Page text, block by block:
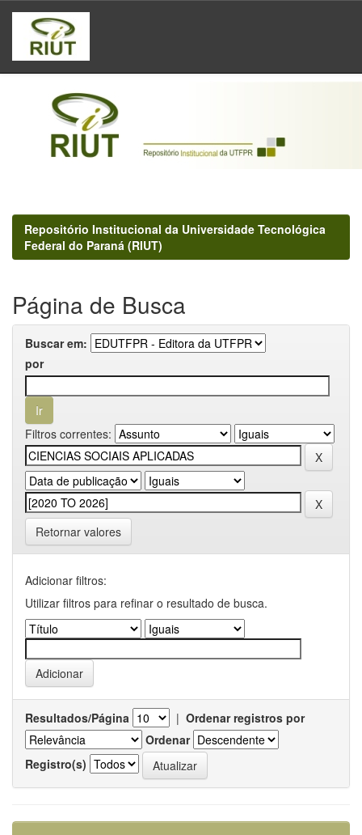
Skip
navigation
Repositório Institucional da Universidade Tecnológica
Federal do Paraná (RIUT)
Página de Busca
Buscar em:
por
Filtros correntes:
Retornar valores
Adicionar filtros:
Utilizar filtros para refinar o resultado de busca.
Resultados/Página | Ordenar registros por
Ordenar
Registro(s)